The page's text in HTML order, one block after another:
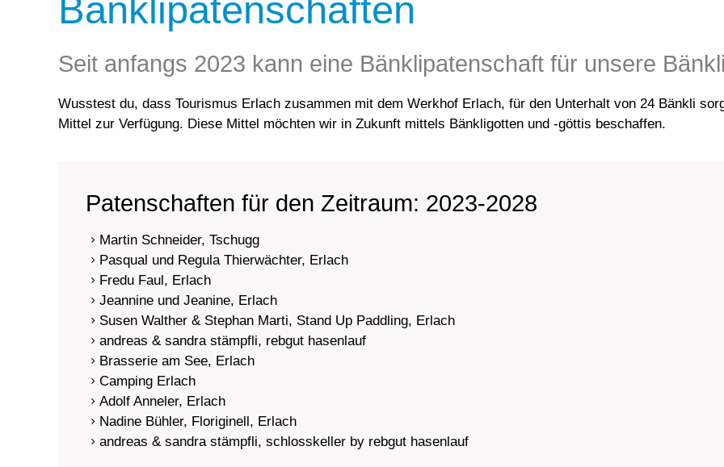
Bänklipatenschaften
Seit anfangs 2023 kann eine Bänklipatenschaft für unsere
Wusstest du, dass Tourismus Erlach zusammen mit dem Werkhof Erlach, für den Unterhalt von 24 Bänkli
Mittel zur Verfügung. Diese Mittel möchten wir in Zukunft mittels Bänkligotten und -göttis beschaffen.
Patenschaften für den Zeitraum: 2023-2028
Martin Schneider, Tschugg
Pasqual und Regula Thierwächter, Erlach
Fredu Faul, Erlach
Jeannine und Jeanine, Erlach
Susen Walther & Stephan Marti, Stand Up Paddling, Erlach
andreas & sandra stämpfli, rebgut hasenlauf
Brasserie am See, Erlach
Camping Erlach
Adolf Anneler, Erlach
Nadine Bühler, Floriginell, Erlach
andreas & sandra stämpfli, schlosskeller by rebgut hasenlauf